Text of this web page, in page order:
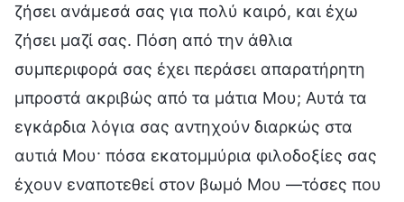
ζήσει ανάμεσά σας για πολύ καιρό, και έχω
ζήσει μαζί σας. Πόση από την άθλια
συμπεριφορά σας έχει περάσει απαρατήρητη
μπροστά ακριβώς από τα μάτια Μου; Αυτά τα
εγκάρδια λόγια σας αντηχούν διαρκώς στα
αυτιά Μου· πόσα εκατομμύρια φιλοδοξίες σας
έχουν εναποτεθεί στον βωμό Μου —τόσες που